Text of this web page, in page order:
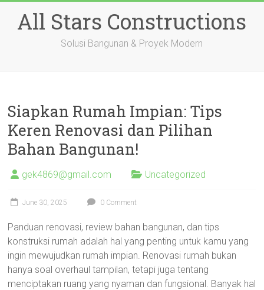
contentAll Stars Constructions
Solusi Bangunan & Proyek Modern
Siapkan Rumah Impian: Tips
Keren Renovasi dan Pilihan
Bahan Bangunan!
gek4869@gmail.com Uncategorized
June 30, 2025 0 Comment
Panduan renovasi, review bahan bangunan, dan tips
konstruksi rumah adalah hal yang penting untuk kamu yang
ingin mewujudkan rumah impian. Renovasi rumah bukan
hanya soal overhaul tampilan, tetapi juga tentang
menciptakan ruang yang nyaman dan fungsional. Banyak hal